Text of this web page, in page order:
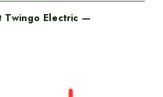
Twingo Electric —